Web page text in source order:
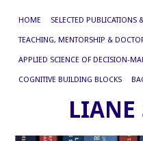
HOME SELECTED PUBLICATIONS
TEACHING, MENTORSHIP &
APPLIED SCIENCE OF DECISION-
COGNITIVE BUILDING BLOCKS
LIANE